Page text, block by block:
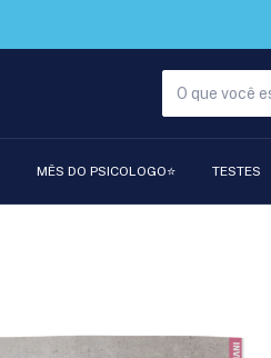
MÊS DO PSICOLOGO⭐ TESTES